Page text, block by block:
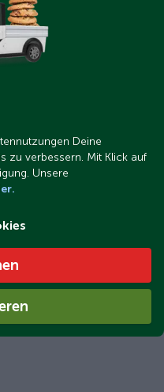
Deine
zu verbessern. Mit Klick auf
Unsere